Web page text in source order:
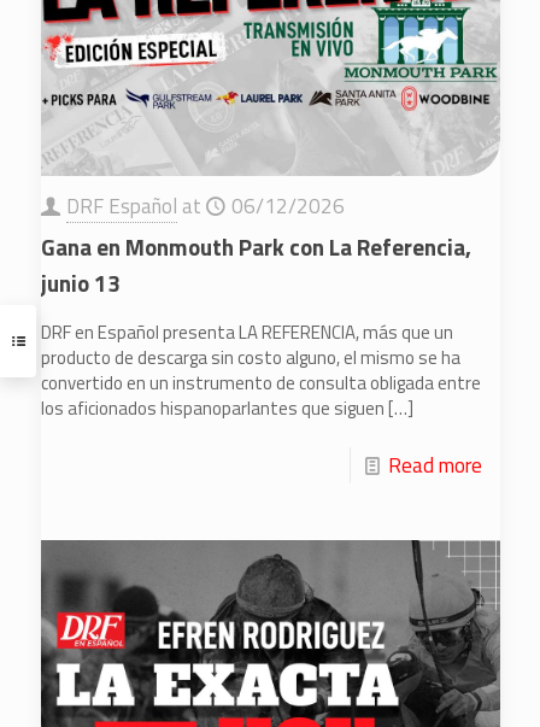
DRF Español at 06/12/2026
Gana en Monmouth Park con La Referencia,
junio 13
DRF en Español presenta LA REFERENCIA, más que un
producto de descarga sin costo alguno, el mismo se ha
convertido en un instrumento de consulta obligada entre
los aficionados hispanoparlantes que siguen[…]
Read more